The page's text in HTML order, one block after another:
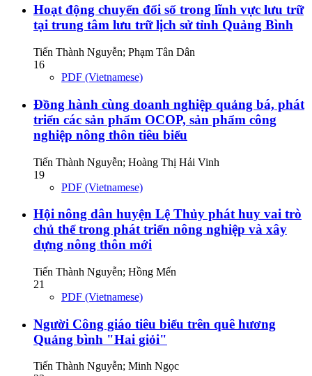
Hoạt động chuyển đổi số trong lĩnh vực lưu trữ
tại trung tâm lưu trữ lịch sử tỉnh Quảng Bình
Tiến Thành Nguyễn; Phạm Tân Dân
16
PDF (Vietnamese)
Đồng hành cùng doanh nghiệp quảng bá, phát
triển các sản phẩm OCOP, sản phẩm công
nghiệp nông thôn tiêu biểu
Tiến Thành Nguyễn; Hoàng Thị Hải Vinh
19
PDF (Vietnamese)
Hội nông dân huyện Lệ Thủy phát huy vai trò
chủ thể trong phát triển nông nghiệp và xây
dựng nông thôn mới
Tiến Thành Nguyễn; Hồng Mến
21
PDF (Vietnamese)
Người Công giáo tiêu biểu trên quê hương
Quảng bình "Hai giỏi"
Tiến Thành Nguyễn; Minh Ngọc